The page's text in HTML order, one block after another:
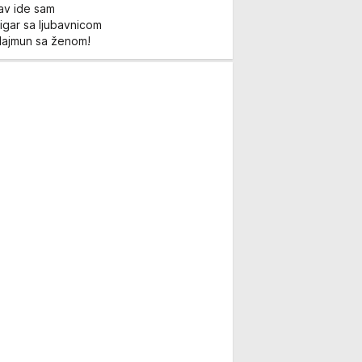
ide sam
sa ljubavnicom
sa ženom!